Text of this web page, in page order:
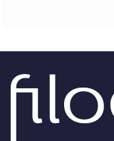
diFabio Vescovi
DIRITTO /